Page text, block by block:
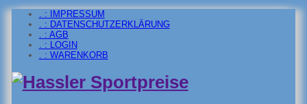
. : IMPRESSUM
. : DATENSCHUTZERKLÄRUNG
. : AGB
. : LOGIN
. : WARENKORB